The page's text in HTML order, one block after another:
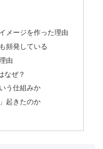
メージを作った理由
頻発している
由
なぜ？
う仕組みか
起きたのか